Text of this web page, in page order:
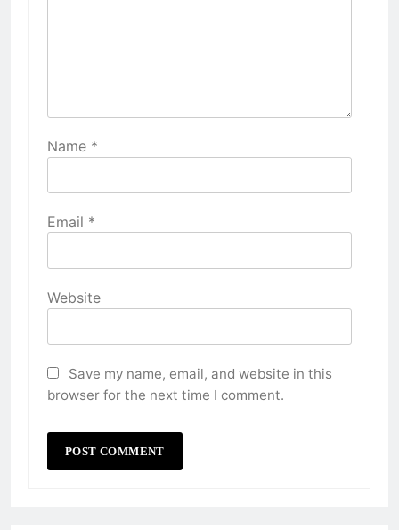
Name *
Email *
Website
Save my name, email, and website in this
browser for the next time I comment.